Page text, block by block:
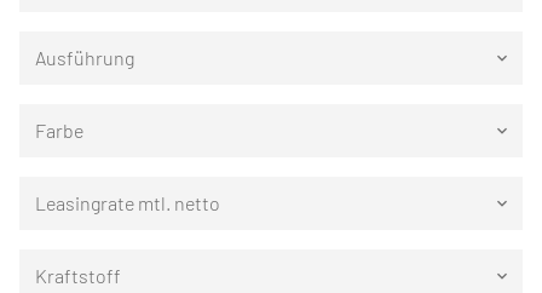
Ausführung keyboard_arrow_down
Farbe keyboard_arrow_down
Leasingrate mtl. netto keyboard_arrow_down
Kraftstoff keyboard_arrow_down